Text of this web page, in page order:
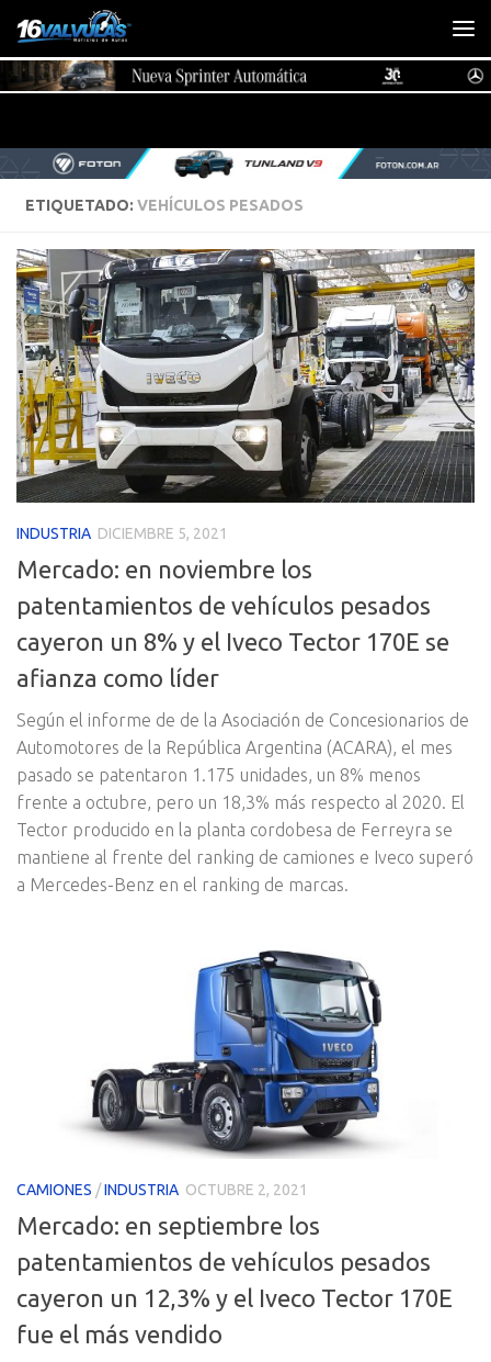
Saltar al contenido
ETIQUETADO: VEHÍCULOS PESADOS
INDUSTRIA DICIEMBRE 5, 2021
Mercado: en noviembre los
patentamientos de vehículos pesados
cayeron un 8% y el Iveco Tector 170E se
afianza como líder
Según el informe de de la Asociación de Concesionarios de
Automotores de la República Argentina (ACARA), el mes
pasado se patentaron 1.175 unidades, un 8% menos
frente a octubre, pero un 18,3% más respecto al 2020. El
Tector producido en la planta cordobesa de Ferreyra se
mantiene al frente del ranking de camiones e Iveco superó
a Mercedes-Benz en el ranking de marcas.
CAMIONES /INDUSTRIA OCTUBRE 2, 2021
Mercado: en septiembre los
patentamientos de vehículos pesados
cayeron un 12,3% y el Iveco Tector 170E
fue el más vendido